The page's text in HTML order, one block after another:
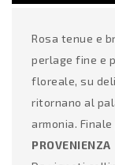
Rosa tenue e
perlage fine e
floreale, su
ritornano al
armonia.
PROVENIENZA